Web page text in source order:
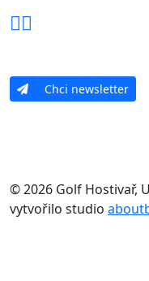
Chci newsletter
© 2026 Golf Hostivař,
vytvořilo studio